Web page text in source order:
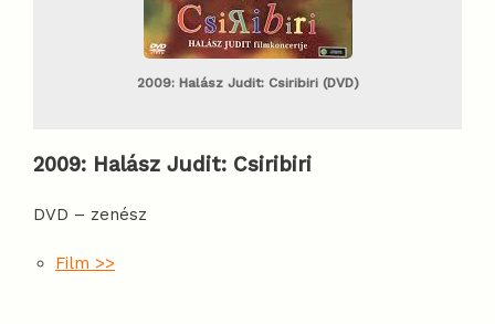
2009: Halász Judit: Csiribiri (DVD)
2009: Halász Judit: Csiribiri
DVD – zenész
Film >>